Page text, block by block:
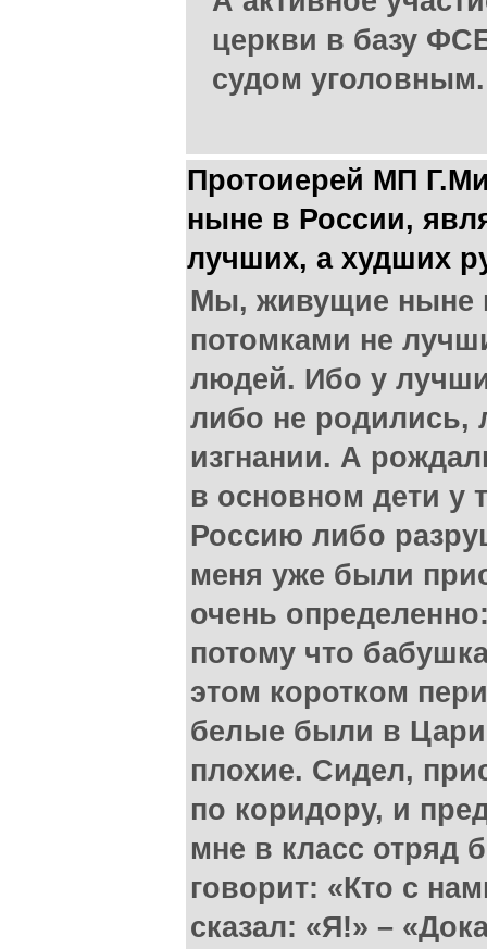
церкви в базу
судом уголовным.
Протоиерей МП
ныне в России,
лучших, а худших
Мы, живущие ныне
потомками не
людей. Ибо у
либо не родились,
изгнании. А
в основном дети у
Россию либо
меня уже были
очень
потому что
этом коротком
белые были в
плохие. Сидел,
по коридору, и
мне в класс отряд
говорит: «Кто с
сказал: «Я!» –